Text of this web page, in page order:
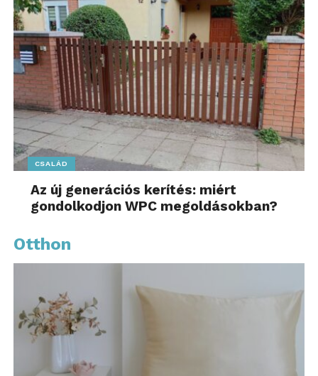
CSALÁD
Az új generációs kerítés: miért
gondolkodjon WPC megoldásokban?
Otthon